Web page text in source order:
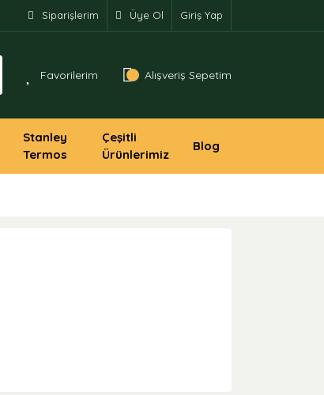
Siparişlerim Üye Ol Giriş Yap
Favorilerim Alışveriş Sepetim
Stanley
Termos
Çeşitli
Ürünlerimiz
Blog